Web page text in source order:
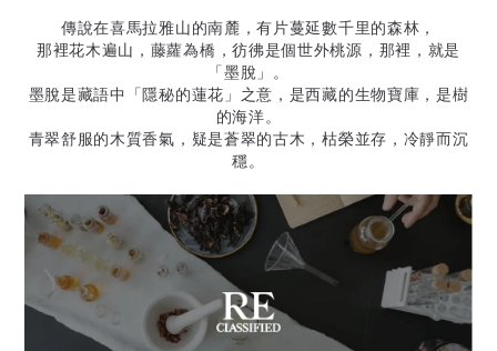
傳說在喜馬拉雅山的南麓，有片蔓延數千里的森林，
那裡花木遍山，藤蘿為橋，彷彿是個世外桃源， 那裡，就是
「墨脫」。
墨脫是藏語中「隱秘的蓮花」之意，是西藏的生物寶庫，是樹
的海洋。
青翠舒服的木質香氣，疑是蒼翠的古木，枯榮並存，冷靜而沉
穩。